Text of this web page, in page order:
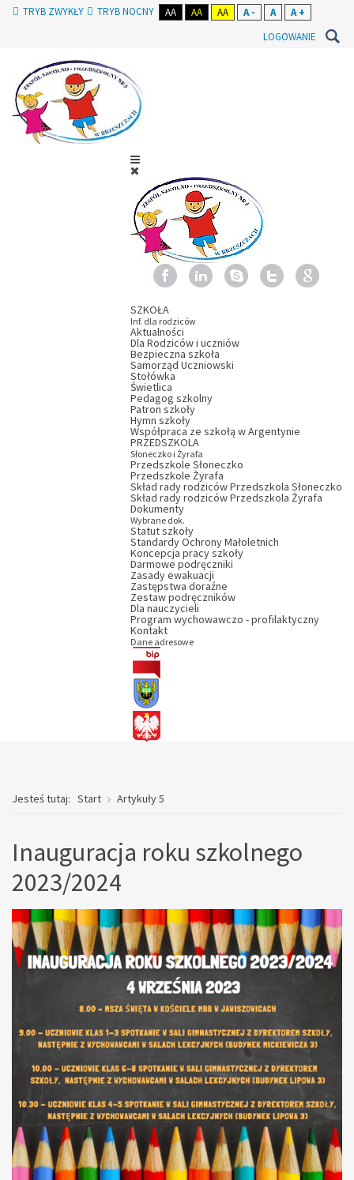
TRYB ZWYKŁY TRYB NOCNY AA AA AA A - A
A +
LOGOWANIE
SZKOŁA
Inf. dla rodziców
Aktualności
Dla Rodziców i uczniów
Bezpieczna szkoła
Samorząd Uczniowski
Stołówka
Świetlica
Pedagog szkolny
Patron szkoły
Hymn szkoły
Współpraca ze szkołą w Argentynie
PRZEDSZKOLA
Słoneczko i Żyrafa
Przedszkole Słoneczko
Przedszkole Żyrafa
Skład rady rodziców Przedszkola Słoneczko
Skład rady rodziców Przedszkola Żyrafa
Dokumenty
Wybrane dok.
Statut szkoły
Standardy Ochrony Małoletnich
Koncepcja pracy szkoły
Darmowe podręczniki
Zasady ewakuacji
Zastępstwa doraźne
Zestaw podręczników
Dla nauczycieli
Program wychowawczo - profilaktyczny
Kontakt
Dane adresowe
Jesteś tutaj: Start Artykuły 5
Inauguracja roku szkolnego
2023/2024